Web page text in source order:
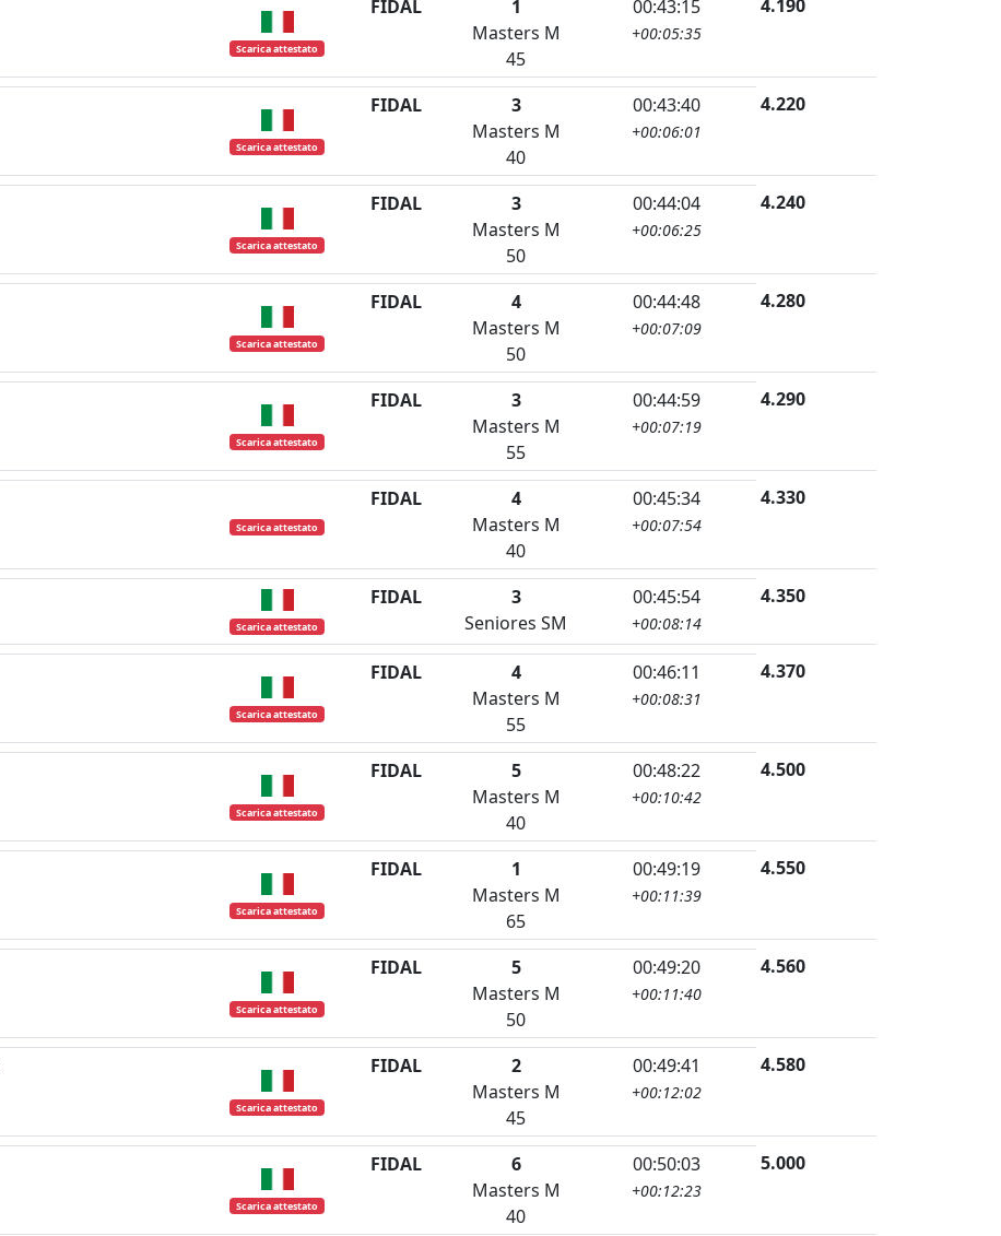
Scarica attestato
FIDAL
1
Masters M
45
00:43:15
+00:05:35
4.190
Scarica attestato
FIDAL
3
Masters M
40
00:43:40
+00:06:01
4.220
Scarica attestato
FIDAL
3
Masters M
50
00:44:04
+00:06:25
4.240
Scarica attestato
FIDAL
4
Masters M
50
00:44:48
+00:07:09
4.280
Scarica attestato
FIDAL
3
Masters M
55
00:44:59
+00:07:19
4.290
Scarica attestato
FIDAL
4
Masters M
40
00:45:34
+00:07:54
4.330
Scarica attestato
FIDAL
3
Seniores SM
00:45:54
+00:08:14
4.350
Scarica attestato
FIDAL
4
Masters M
55
00:46:11
+00:08:31
4.370
Scarica attestato
FIDAL
5
Masters M
40
00:48:22
+00:10:42
4.500
Scarica attestato
FIDAL
1
Masters M
65
00:49:19
+00:11:39
4.550
Scarica attestato
FIDAL
5
Masters M
50
00:49:20
+00:11:40
4.560
Scarica attestato
FIDAL
2
Masters M
45
00:49:41
+00:12:02
4.580
Scarica attestato
FIDAL
6
Masters M
40
00:50:03
+00:12:23
5.000